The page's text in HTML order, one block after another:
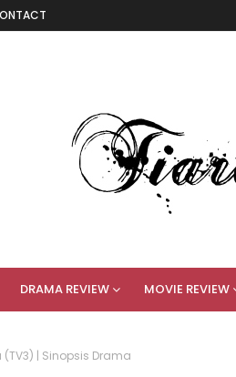
DRAMA REVIEW MOVIE REVIEW
(TV3) | Sinopsis Drama